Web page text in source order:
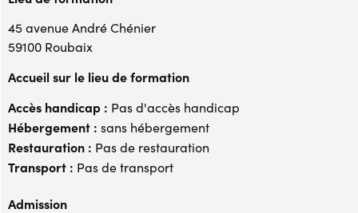
45 avenue André Chénier
59100 Roubaix
Accueil sur le lieu de formation
Accès handicap : Pas d'accès handicap
Hébergement : sans hébergement
Restauration : Pas de restauration
Transport : Pas de transport
Admission